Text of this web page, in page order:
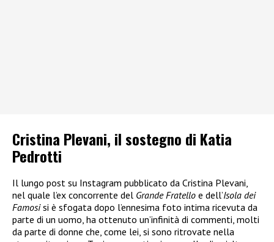
Cristina Plevani, il sostegno di Katia
Pedrotti
Il lungo post su Instagram pubblicato da Cristina Plevani,
nel quale l’ex concorrente del Grande Fratello e dell’Isola dei
Famosisi è sfogata dopo l’ennesima foto intima ricevuta da
parte di un uomo, ha ottenuto un’infinità di commenti, molti
da parte di donne che, come lei, si sono ritrovate nella